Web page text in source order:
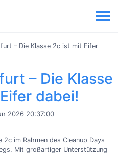
– Die Klasse 2c ist mit Eifer
– Die Klasse
dabei!
2026 20:37:00
im Rahmen des Cleanup Days
Mit großartiger Unterstützung